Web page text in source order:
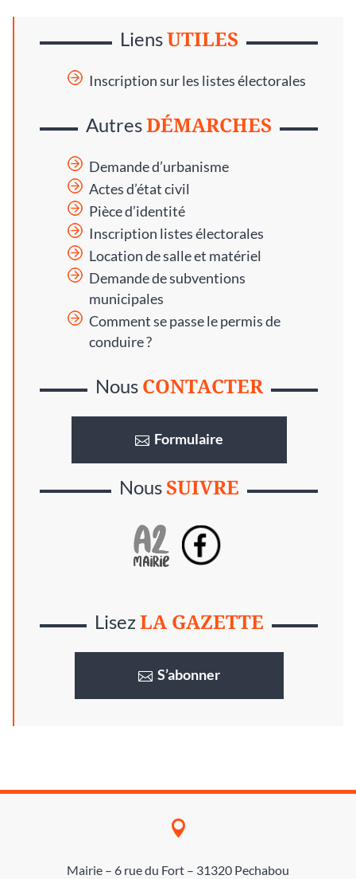
LiensUTILES
Inscription sur les listes électorales
AutresDÉMARCHES
Demande d’urbanisme
Actes d’état civil
Pièce d’identité
Inscription listes électorales
Location de salle et matériel
Demande de subventions
municipales
Comment se passe le permis de
conduire ?
Nous CONTACTER
Formulaire
NousSUIVRE
LisezLA GAZETTE
S’abonner

Mairie – 6 rue du Fort – 31320 Pechabou